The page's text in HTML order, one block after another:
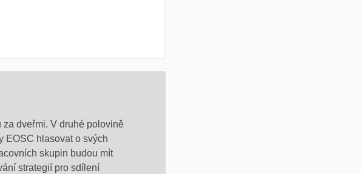
dveřmi. V druhé polovině
EOSC hlasovat o svých
skupin budou mít
strategií pro sdílení